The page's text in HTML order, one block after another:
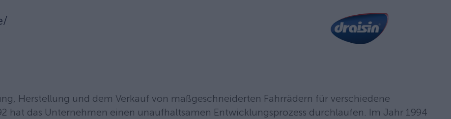
Herstellung und dem Verkauf von maßgeschneiderten Fahrrädern für verschiedene
hat das Unternehmen einen unaufhaltsamen Entwicklungsprozess durchlaufen. Im Jahr 1994